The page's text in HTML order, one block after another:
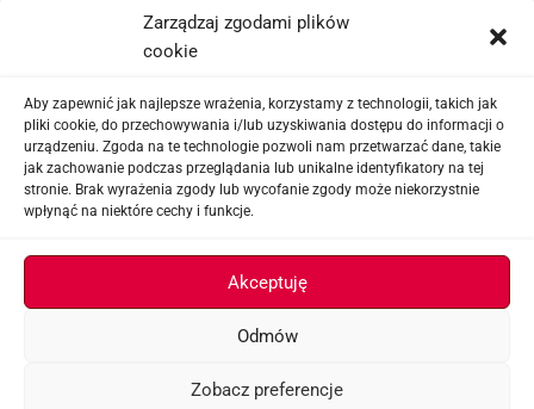
Zarządzaj zgodami plików
cookie
Aby zapewnić jak najlepsze wrażenia, korzystamy z technologii, takich jak
pliki cookie, do przechowywania i/lub uzyskiwania dostępu do informacji o
urządzeniu. Zgoda na te technologie pozwoli nam przetwarzać dane, takie
jak zachowanie podczas przeglądania lub unikalne identyfikatory na tej
stronie. Brak wyrażenia zgody lub wycofanie zgody może niekorzystnie
wpłynąć na niektóre cechy i funkcje.
Akceptuję
Odmów
Zobacz preferencje
Niedziela: Zamknięte
Punkt Odbioru zamówień
Proszę o wcześniejszy kontakt telefoniczny
Sklep airsoftowy i serwis replik ASG